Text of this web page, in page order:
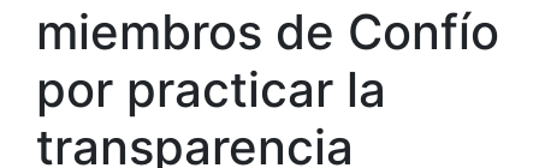
miembros de Confío
por practicar la
transparencia